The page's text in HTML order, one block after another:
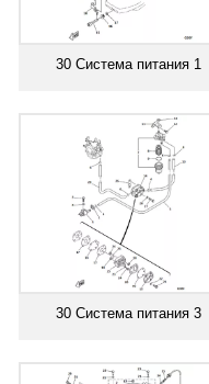
30 Система питания 1
30 Система питания 3